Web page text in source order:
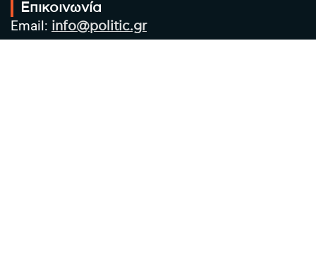
Επικοινωνία
Email: info@politic.gr
Τηλ: